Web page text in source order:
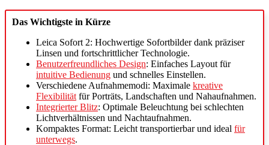
Das Wichtigste in Kürze
Leica Sofort 2: Hochwertige Sofortbilder dank präziser
Linsen und fortschrittlicher Technologie.
Benutzerfreundliches Design: Einfaches Layout für
intuitive Bedienung und schnelles Einstellen.
Verschiedene Aufnahmemodi: Maximale kreative
Flexibilität für Porträts, Landschaften und Nahaufnahmen.
Integrierter Blitz: Optimale Beleuchtung bei schlechten
Lichtverhältnissen und Nachtaufnahmen.
Kompaktes Format: Leicht transportierbar und ideal für
unterwegs.